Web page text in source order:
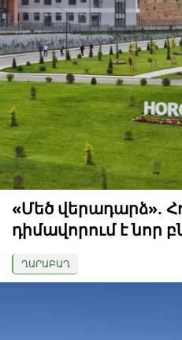
«Մեծ վերադարձ».
դիմավորում է նոր
ՂԱՐԱԲԱՂ